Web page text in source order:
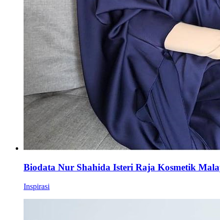
Biodata Nur Shahida Isteri Raja Kosmetik
Inspirasi